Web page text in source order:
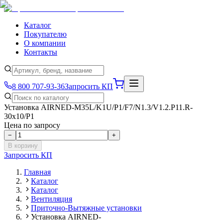
Каталог
Покупателю
О компании
Контакты
8 800 707-93-36Запросить КП
Установка AIRNED-M35L/K1U/P1/F7/N1.3/V1.2.P11.R-
30x10/P1
Цена по запросу
−
+
В корзину
Запросить КП
Главная
Каталог
Каталог
Вентиляция
Приточно-Вытяжные установки
Установка AIRNED-